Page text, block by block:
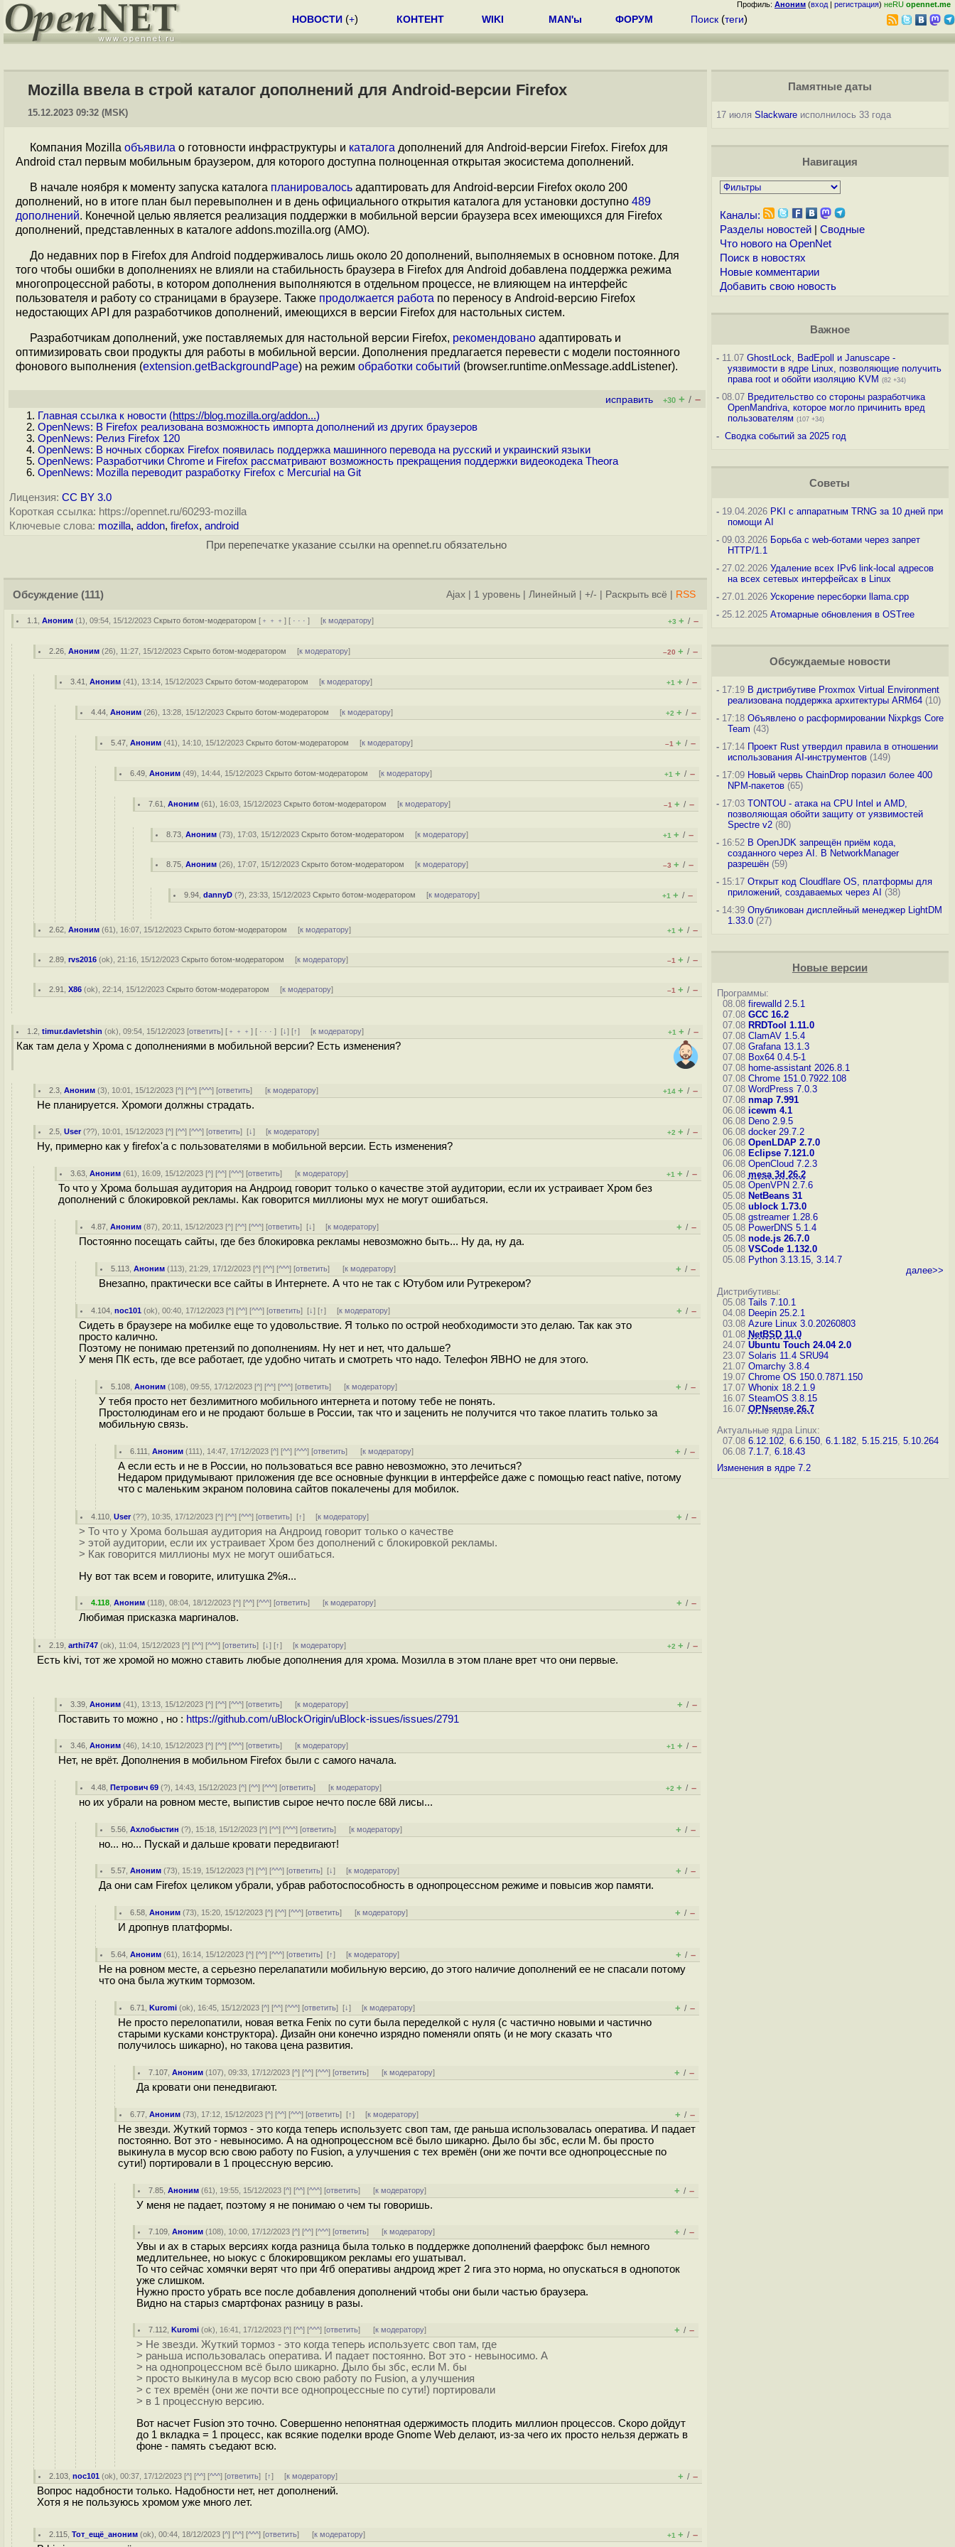
Профиль: Аноним (вход | регистрация) неRU opennet.me
НОВОСТИ (+) КОНТЕНТ WIKI MAN'ы ФОРУМ Поиск (теги)
Mozilla ввела в строй каталог дополнений для Android-версии Firefox
15.12.2023 09:32 (MSK)
Компания Mozilla объявила о готовности инфраструктуры и каталога дополнений для Android-версии Firefox. Firefox для
Android стал первым мобильным браузером, для которого доступна полноценная открытая экосистема дополнений.
В начале ноября к моменту запуска каталога планировалось адаптировать для Android-версии Firefox около 200
дополнений, но в итоге план был перевыполнен и в день официального открытия каталога для установки доступно 489
дополнений. Конечной целью является реализация поддержки в мобильной версии браузера всех имеющихся для Firefox
дополнений, представленных в каталоге addons.mozilla.org (AMO).
До недавних пор в Firefox для Android поддерживалось лишь около 20 дополнений, выполняемых в основном потоке. Для
того чтобы ошибки в дополнениях не влияли на стабильность браузера в Firefox для Android добавлена поддержка режима
многопроцессной работы, в котором дополнения выполняются в отдельном процессе, не влияющем на интерфейс
пользователя и работу со страницами в браузере. Также продолжается работа по переносу в Android-версию Firefox
недостающих API для разработчиков дополнений, имеющихся в версии Firefox для настольных систем.
Разработчикам дополнений, уже поставляемых для настольной версии Firefox, рекомендовано адаптировать и
оптимизировать свои продукты для работы в мобильной версии. Дополнения предлагается перевести с модели постоянного
фонового выполнения (extension.getBackgroundPage) на режим обработки событий (browser.runtime.onMessage.addListener).
исправить +30 + / –
Главная ссылка к новости (https://blog.mozilla.org/addon...)
OpenNews: В Firefox реализована возможность импорта дополнений из других браузеров
OpenNews: Релиз Firefox 120
OpenNews: В ночных сборках Firefox появилась поддержка машинного перевода на русский и украинский языки
OpenNews: Разработчики Chrome и Firefox рассматривают возможность прекращения поддержки видеокодека Theora
OpenNews: Mozilla переводит разработку Firefox с Mercurial на Git
Лицензия: CC BY 3.0
Короткая ссылка: https://opennet.ru/60293-mozilla
Ключевые слова: mozilla, addon, firefox, android
При перепечатке указание ссылки на opennet.ru обязательно
Обсуждение (111) Ajax 1 уровень Линейный +/- Раскрыть всё RSS
1.1 ,Аноним (1), 09:54, 15/12/2023Скрыто ботом-модератором [ ﹢﹢﹢] [ · · ·] [к модератору] +3 + / –
2.26 ,Аноним (26), 11:27, 15/12/2023Скрыто ботом-модератором [к модератору] –20 + / –
3.41 ,Аноним (41), 13:14, 15/12/2023Скрыто ботом-модератором [к модератору] +1 + / –
4.44 ,Аноним (26), 13:28, 15/12/2023Скрыто ботом-модератором [к модератору] +2 + / –
5.47 ,Аноним (41), 14:10, 15/12/2023Скрыто ботом-модератором [к модератору] –1 + / –
6.49 ,Аноним (49), 14:44, 15/12/2023Скрыто ботом-модератором [к модератору] +1 + / –
7.61 ,Аноним (61), 16:03, 15/12/2023Скрыто ботом-модератором [к модератору] –1 + / –
8.73 ,Аноним (73), 17:03, 15/12/2023Скрыто ботом-модератором [к модератору] +1 + / –
8.75 ,Аноним (26), 17:07, 15/12/2023Скрыто ботом-модератором [к модератору] –3 + / –
9.94 ,dannyD (?), 23:33, 15/12/2023Скрыто ботом-модератором [к модератору] +1 + / –
2.62 ,Аноним (61), 16:07, 15/12/2023Скрыто ботом-модератором [к модератору] +1 + / –
2.89 ,rvs2016 (ok), 21:16, 15/12/2023Скрыто ботом-модератором [к модератору] –1 + / –
2.91 ,X86 (ok), 22:14, 15/12/2023Скрыто ботом-модератором [к модератору] –1 + / –
1.2 ,timur.davletshin (ok), 09:54, 15/12/2023 [ответить] [ ﹢﹢﹢] [ · · ·][↓] [↑] [к модератору] +1 + / –
Как там дела у Хрома с дополнениями в мобильной версии? Есть изменения?
2.3 ,Аноним (3), 10:01, 15/12/2023 [^] [^^] [^^^] [ответить] [к модератору] +14 + / –
Не планируется. Хромоги должны страдать.
2.5 ,User(??), 10:01, 15/12/2023 [^] [^^] [^^^] [ответить][↓] [к модератору] +2 + / –
Ну, примерно как у firefox'а с пользователями в мобильной версии. Есть изменения?
3.63 ,Аноним (61), 16:09, 15/12/2023 [^] [^^] [^^^] [ответить] [к модератору] +1 + / –
То что у Хрома большая аудитория на Андроид говорит только о качестве этой аудитории, если их устраивает Хром без
дополнений с блокировкой рекламы. Как говорится миллионы мух не могут ошибаться.
4.87 ,Аноним (87), 20:11, 15/12/2023 [^] [^^] [^^^] [ответить][↓] [к модератору] + / –
Постоянно посещать сайты, где без блокировка рекламы невозможно быть... Ну да, ну да.
5.113 ,Аноним (113), 21:29, 17/12/2023 [^] [^^] [^^^] [ответить] [к модератору] + / –
Внезапно, практически все сайты в Интернете. А что не так с Ютубом или Рутрекером?
4.104 ,noc101 (ok), 00:40, 17/12/2023 [^] [^^] [^^^] [ответить][↓] [↑] [к модератору] + / –
Сидеть в браузере на мобилке еще то удовольствие. Я только по острой необходимости это делаю. Так как это
просто калично.
Поэтому не понимаю претензий по дополнениям. Ну нет и нет, что дальше?
У меня ПК есть, где все работает, где удобно читать и смотреть что надо. Телефон ЯВНО не для этого.
5.108 ,Аноним (108), 09:55, 17/12/2023 [^] [^^] [^^^] [ответить] [к модератору] + / –
У тебя просто нет безлимитного мобильного интернета и потому тебе не понять.
Простолюдинам его и не продают больше в России, так что и заценить не получится что такое платить только за
мобильную связь.
6.111 ,Аноним (111), 14:47, 17/12/2023 [^] [^^] [^^^] [ответить] [к модератору] + / –
А если есть и не в России, но пользоваться все равно невозможно, это лечиться?
Недаром придумывают приложения где все основные функции в интерфейсе даже с помощью react native, потому
что с маленьким экраном половина сайтов покалечены для мобилок.
4.110 ,User(??), 10:35, 17/12/2023 [^] [^^] [^^^] [ответить][↑] [к модератору] + / –
> То что у Хрома большая аудитория на Андроид говорит только о качестве
> этой аудитории, если их устраивает Хром без дополнений с блокировкой рекламы.
> Как говорится миллионы мух не могут ошибаться.
Ну вот так всем и говорите, илитушка 2%я...
4.118 ,Аноним (118), 08:04, 18/12/2023 [^] [^^] [^^^] [ответить] [к модератору] + / –
Любимая присказка маргиналов.
2.19 ,arthi747 (ok), 11:04, 15/12/2023 [^] [^^] [^^^] [ответить][↓] [↑] [к модератору] +2 + / –
Есть kivi, тот же хромой но можно ставить любые дополнения для хрома. Мозилла в этом плане врет что они первые.
3.39 ,Аноним (41), 13:13, 15/12/2023 [^] [^^] [^^^] [ответить] [к модератору] + / –
Поставить то можно , но : https://github.com/uBlockOrigin/uBlock-issues/issues/2791
3.46 ,Аноним (46), 14:10, 15/12/2023 [^] [^^] [^^^] [ответить] [к модератору] +1 + / –
Нет, не врёт. Дополнения в мобильном Firefox были с самого начала.
4.48 ,Петрович 69 (?), 14:43, 15/12/2023 [^] [^^] [^^^] [ответить] [к модератору] +2 + / –
но их убрали на ровном месте, выпистив сырое нечто после 68й лисы...
5.56 ,Ахлобыстин (?), 15:18, 15/12/2023 [^] [^^] [^^^] [ответить] [к модератору] + / –
но... но... Пускай и дальше кровати передвигают!
5.57 ,Аноним (73), 15:19, 15/12/2023 [^] [^^] [^^^] [ответить][↓] [к модератору] + / –
Да они сам Firefox целиком убрали, убрав работоспособность в однопроцессном режиме и повысив жор памяти.
6.58 ,Аноним (73), 15:20, 15/12/2023 [^] [^^] [^^^] [ответить] [к модератору] + / –
И дропнув платформы.
5.64 ,Аноним (61), 16:14, 15/12/2023 [^] [^^] [^^^] [ответить][↑] [к модератору] + / –
Не на ровном месте, а серьезно перелапатили мобильную версию, до этого наличие дополнений ее не спасали потому
что она была жутким тормозом.
6.71 ,Kuromi (ok), 16:45, 15/12/2023 [^] [^^] [^^^] [ответить][↓] [к модератору] + / –
Не просто перелопатили, новая ветка Fenix по сути была переделкой с нуля (с частично новыми и частично
старыми кусками конструктора). Дизайн они конечно изрядно поменяли опять (и не могу сказать что
получилось шикарно), но такова цена развития.
7.107 ,Аноним (107), 09:33, 17/12/2023 [^] [^^] [^^^] [ответить] [к модератору] + / –
Да кровати они пенедвигают.
6.77 ,Аноним (73), 17:12, 15/12/2023 [^] [^^] [^^^] [ответить][↑] [к модератору] + / –
Не звезди. Жуткий тормоз - это когда теперь используетс своп там, где раньша использовалась оператива. И падает
постоянно. Вот это - невыносимо. А на однопроцессном всё было шикарно. Дыло бы збс, если М. бы просто
выкинула в мусор всю свою работу по Fusion, а улучшения с тех времён (они же почти все однопроцессные по
сути!) портировали в 1 процессную версию.
7.85 ,Аноним (61), 19:55, 15/12/2023 [^] [^^] [^^^] [ответить] [к модератору] + / –
У меня не падает, поэтому я не понимаю о чем ты говоришь.
7.109 ,Аноним (108), 10:00, 17/12/2023 [^] [^^] [^^^] [ответить] [к модератору] + / –
Увы и ах в старых версиях когда разница была только в поддержке дополнений фаерфокс был немного
медлительнее, но ыокус с блокировщиком рекламы его ушатывал.
То что сейчас хомячки верят что при 4гб оперативы андроид жрет 2 гига это норма, но опускаться в однопоток
уже слишком.
Нужно просто убрать все после добавления дополнений чтобы они были частью браузера.
Видно на старыз смартфонах разницу в разы.
7.112 ,Kuromi (ok), 16:41, 17/12/2023 [^] [^^] [^^^] [ответить] [к модератору] + / –
> Не звезди. Жуткий тормоз - это когда теперь используетс своп там, где
> раньша использовалась оператива. И падает постоянно. Вот это - невыносимо. А
> на однопроцессном всё было шикарно. Дыло бы збс, если М. бы
> просто выкинула в мусор всю свою работу по Fusion, а улучшения
> с тех времён (они же почти все однопроцессные по сути!) портировали
> в 1 процессную версию.
Вот насчет Fusion это точно. Совершенно непонятная одержимость плодить миллион процессов. Скоро дойдут
до 1 вкладка = 1 процесс, как всякие поделки вроде Gnome Web делают, из-за чего их просто нельзя держать в
фоне - память съедают всю.
2.103 ,noc101 (ok), 00:37, 17/12/2023 [^] [^^] [^^^] [ответить][↑] [к модератору] + / –
Вопрос надобности только. Надобности нет, нет дополнений.
Хотя я не пользуюсь хромом уже много лет.
2.115 ,Тот_ещё_аноним (ok), 00:44, 18/12/2023 [^] [^^] [^^^] [ответить] [к модератору] +1 + / –
Памятные даты
17 июля Slackwareисполнилось 33 года
Навигация
Каналы:
Разделы новостей| Сводные
Что нового на OpenNet
Поиск в новостях
Новые комментарии
Добавить свою новость
Важное
-11.07 GhostLock, BadEpoll и Januscape -
уязвимости в ядре Linux, позволяющие получить
права root и обойти изоляцию KVM (82 +34)
-08.07 Вредительство со стороны разработчика
OpenMandriva, которое могло причинить вред
пользователям (107 +34)
- Сводка событий за 2025 год
Советы
-19.04.2026 PKI с аппаратным TRNG за 10 дней при
помощи AI
-09.03.2026 Борьба с web-ботами через запрет
HTTP/1.1
-27.02.2026 Удаление всех IPv6 link-local адресов
на всех сетевых интерфейсах в Linux
-27.01.2026 Ускорение пересборки llama.cpp
-25.12.2025 Атомарные обновления в OSTree
Обсуждаемые новости
-17:19 В дистрибутиве Proxmox Virtual Environment
реализована поддержка архитектуры ARM64(10)
-17:18 Объявлено о расформировании Nixpkgs Core
Team (43)
-17:14 Проект Rust утвердил правила в отношении
использования AI-инструментов(149)
-17:09 Новый червь ChainDrop поразил более 400
NPM-пакетов(65)
-17:03 TONTOU - атака на CPU Intel и AMD,
позволяющая обойти защиту от уязвимостей
Spectre v2(80)
-16:52 В OpenJDK запрещён приём кода,
созданного через AI. В NetworkManager
разрешён(59)
-15:17 Открыт код Cloudflare OS, платформы для
приложений, создаваемых через AI (38)
-14:39 Опубликован дисплейный менеджер LightDM
1.33.0(27)
Новые версии
Программы:
08.08 firewalld 2.5.1
07.08 GCC 16.2
07.08 RRDTool 1.11.0
07.08 ClamAV 1.5.4
07.08 Grafana 13.1.3
07.08 Box64 0.4.5-1
07.08 home-assistant 2026.8.1
07.08 Chrome 151.0.7922.108
07.08 WordPress 7.0.3
07.08 nmap 7.991
06.08 icewm 4.1
06.08 Deno 2.9.5
06.08 docker 29.7.2
06.08 OpenLDAP 2.7.0
06.08 Eclipse 7.121.0
06.08 OpenCloud 7.2.3
06.08 mesa 3d 26.2
05.08 OpenVPN 2.7.6
05.08 NetBeans 31
05.08 ublock 1.73.0
05.08 gstreamer 1.28.6
05.08 PowerDNS 5.1.4
05.08 node.js 26.7.0
05.08 VSCode 1.132.0
05.08 Python 3.13.15, 3.14.7
далее>>
Дистрибутивы:
05.08 Tails 7.10.1
04.08 Deepin 25.2.1
03.08 Azure Linux 3.0.20260803
01.08 NetBSD 11.0
24.07 Ubuntu Touch 24.04 2.0
23.07 Solaris 11.4 SRU94
21.07 Omarchy 3.8.4
19.07 Chrome OS 150.0.7871.150
17.07 Whonix 18.2.1.9
16.07 SteamOS 3.8.15
16.07 OPNsense 26.7
Актуальные ядра Linux:
07.08 6.12.102, 6.6.150, 6.1.182, 5.15.215, 5.10.264
06.08 7.1.7, 6.18.43
Изменения в ядре 7.2